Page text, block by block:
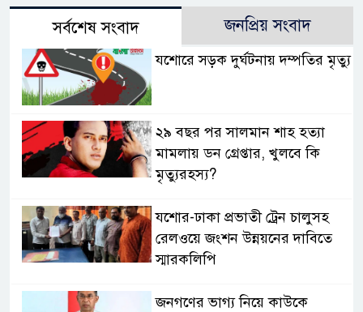
সর্বশেষ সংবাদ জনপ্রিয় সংবাদ
যশোরে সড়ক দুর্ঘটনায় দম্পতির মৃত্যু
২৯ বছর পর সালমান শাহ হত্যা
মামলায় ডন গ্রেপ্তার, খুলবে কি
মৃত্যুরহস্য?
যশোর-ঢাকা প্রভাতী ট্রেন চালুসহ
রেলওয়ে জংশন উন্নয়নের দাবিতে
স্মারকলিপি
জনগণের ভাগ্য নিয়ে কাউকে